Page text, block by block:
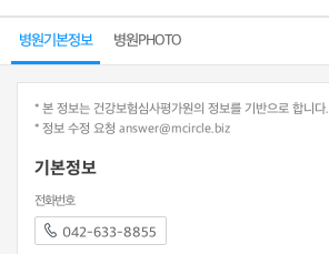
병원기본정보 병원PHOTO
* 본 정보는 건강보험심사평가원의 정보를 기반으로 합니다.
* 정보 수정 요청 answer@mcircle.biz
기본정보
전화번호
042-633-8855